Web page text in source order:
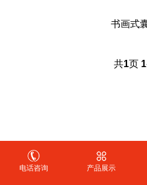
书画式
共1页 1
Copyright @ 2011-2025 北京华艺恒
电话咨询 产品展示